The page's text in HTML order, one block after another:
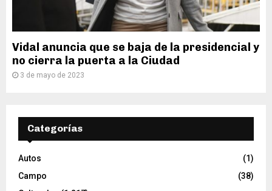
Vidal anuncia que se baja de la presidencial y
no cierra la puerta a la Ciudad
3 de mayo de 2023
Categorías
Autos
(1)
Campo
(38)